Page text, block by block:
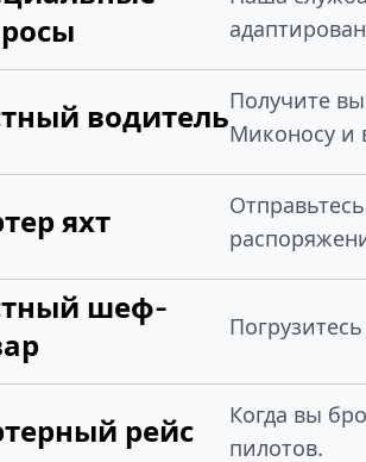
водительПолучите
Миконосу и
яхт
шеф-
рейс
Когда вы
пилотов.